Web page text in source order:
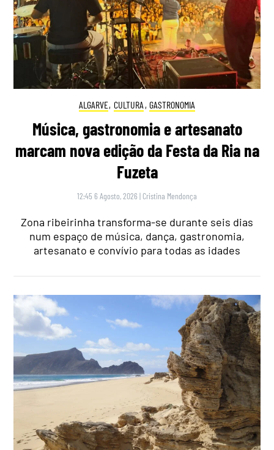
ALGARVE, CULTURA , GASTRONOMIA
Música, gastronomia e artesanato
marcam nova edição da Festa da Ria na
Fuzeta
12:45 6 Agosto, 2026 | Cristina Mendonça
Zona ribeirinha transforma-se durante seis dias
num espaço de música, dança, gastronomia,
artesanato e convívio para todas as idades